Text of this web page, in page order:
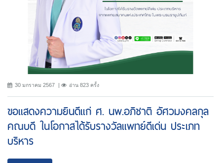
30 มกราคม 2567 อ่าน 823 ครั้ง
ขอแสดงความยินดีแก่ ศ. นพ.อภิชาติ อัศวมงคลกุล
คณบดี ในโอกาสได้รับรางวัลแพทย์ดีเด่น ประเภท
บริหาร